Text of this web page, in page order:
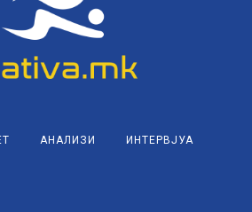
АНАЛИЗИ ИНТЕРВЈУА